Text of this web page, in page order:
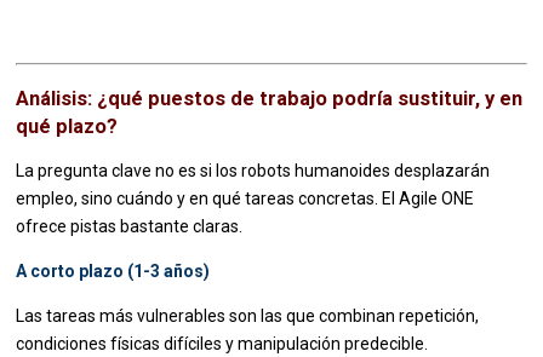
Análisis: ¿qué puestos de trabajo podría sustituir, y en
qué plazo?
La pregunta clave no es si los robots humanoides desplazarán
empleo, sino cuándo y en qué tareas concretas. El Agile ONE
ofrece pistas bastante claras.
A corto plazo (1-3 años)
Las tareas más vulnerables son las que combinan repetición,
condiciones físicas difíciles y manipulación predecible.